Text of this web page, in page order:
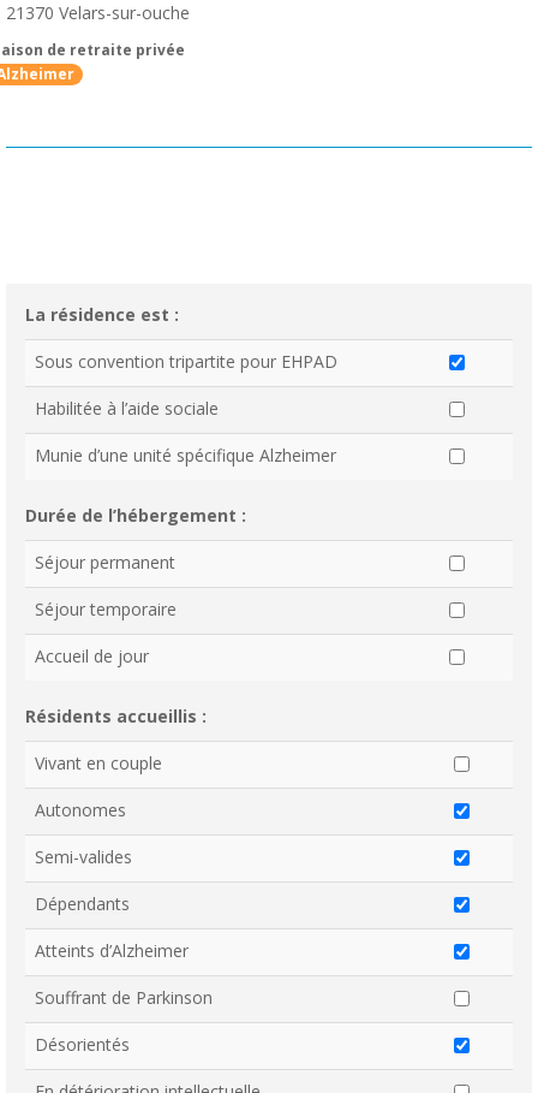
21370 Velars-sur-ouche
de retraite privée
La résidence est :
Sous convention tripartite pour EHPAD
Habilitée à l’aide sociale
Munie d’une unité spécifique Alzheimer
Durée de l’hébergement :
Séjour permanent
Séjour temporaire
Accueil de jour
Résidents accueillis :
Vivant en couple
Autonomes
Semi-valides
Dépendants
Atteints d’Alzheimer
Souffrant de Parkinson
Désorientés